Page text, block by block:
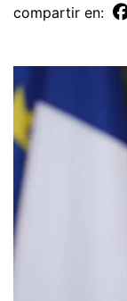
compartir en: